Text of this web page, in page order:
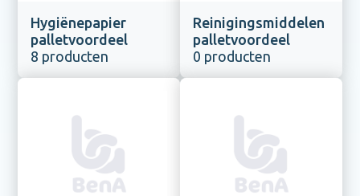
Hygiënepapier
palletvoordeel
8 producten
Reinigingsmiddelen
palletvoordeel
0 producten